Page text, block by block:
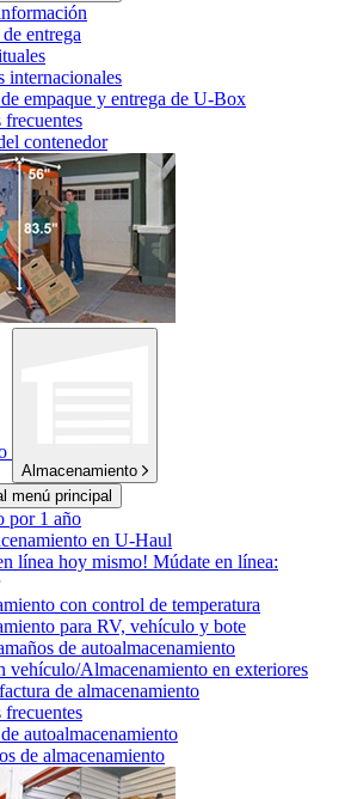
entrega
internacionales
empaque y entrega de U-Box
frecuentes
contenedor
Almacenamiento
menú principal
por 1 año
en U-Haul
línea hoy mismo! Múdate en línea:
con control de temperatura
para RV, vehículo y bote
de autoalmacenamiento
vehículo/Almacenamiento en exteriores
de almacenamiento
frecuentes
autoalmacenamiento
de almacenamiento